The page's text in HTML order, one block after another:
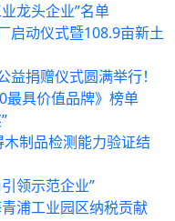
龙头企业”名单
启动仪式暨108.9亩新土
益捐赠仪式圆满举行！
具价值品牌》榜单
制品检测能力验证结
领示范企业”
浦工业园区纳税贡献